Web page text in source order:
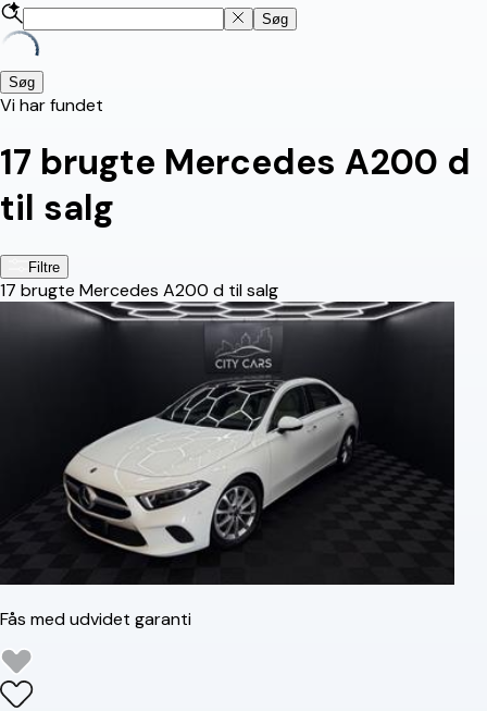
Søg
Søg
Vi har fundet
17 brugte Mercedes A200 d
til salg
Filtre
17 brugte Mercedes A200 d til salg
Fås med udvidet garanti